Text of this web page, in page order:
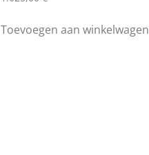
Toevoegen aan winkelwagen